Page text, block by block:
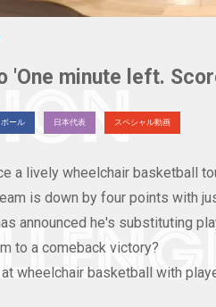
'One minute left.
ール 日本代表 スペシャル動画
a lively wheelchair basketball
is down by four points with
announced he's substituting
to a comeback victory?
wheelchair basketball with